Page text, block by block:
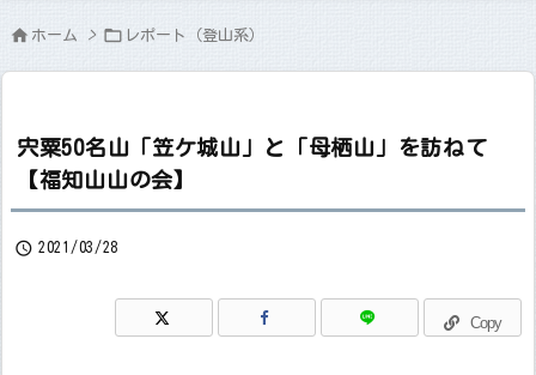
 ホーム >  レポート（登山系）
宍粟50名山「笠ケ城山」と「母栖山」を訪ねて
【福知山山の会】
 2021/03/28
Copy